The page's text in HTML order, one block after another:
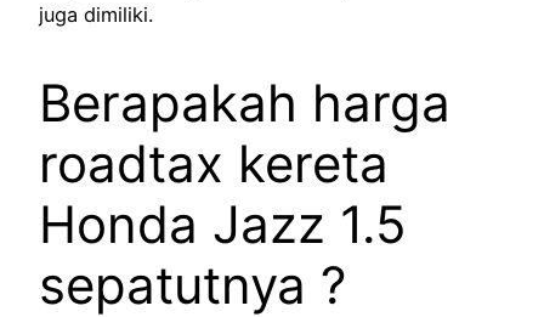
juga dimiliki.
Berapakah harga
roadtax kereta
Honda Jazz 1.5
sepatutnya ?